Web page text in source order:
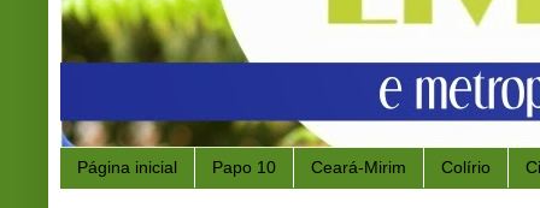
Página inicial Papo 10 Ceará-Mirim Colírio